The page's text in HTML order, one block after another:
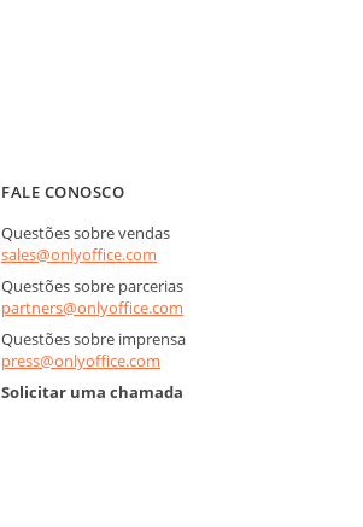
FALE CONOSCO
Questões sobre vendas
sales@onlyoffice.com
Questões sobre parcerias
partners@onlyoffice.com
Questões sobre imprensa
press@onlyoffice.com
Solicitar uma chamada